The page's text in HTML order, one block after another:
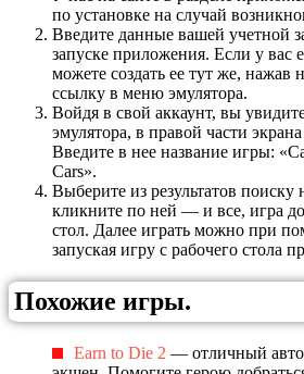
по установке на случай
Введите данные вашей учетной
запуске приложения. Если у
можете создать ее тут же, нажав
ссылку в меню эмулятора.
Войдя в свой аккаунт, вы
эмулятора, в правой части
Введите в нее название игры:
Cars».
Выберите из результатов
кликните по ней — и все, игра
стол. Далее играть можно при
запуская игру с рабочего стола
Похожие игры.
Earn to Die 2 — отличный